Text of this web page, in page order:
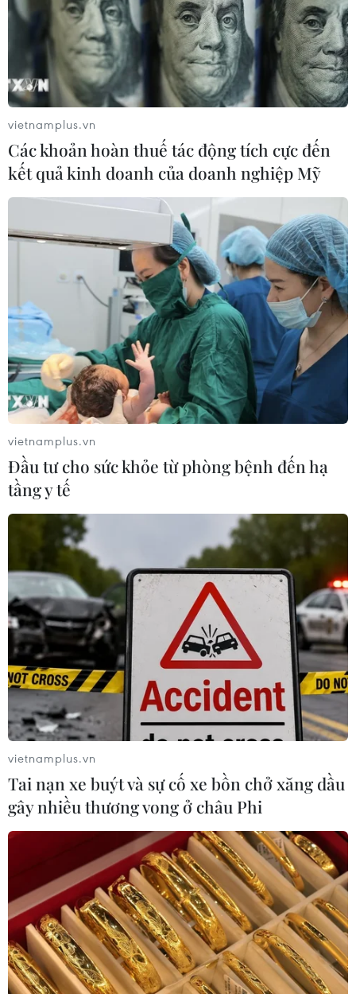
Hàng Việt gia tăng thị phần, khẳng định vị
thế tại thị trường nội địa
09/06/2022 01:43
Nhiều doanh nghiệp chinh phục được người tiêu dùng
bằng chất lượng sản phẩm, chủ động tham dự vào các
sự kiện lớn về quảng bá hàng Việt Nam để quảng bá
nhiều hơn cho hàng hóa trong nước.
Nhiều lợi thế từ phát triển thương hiệu
quốc gia “Made in Vietnam”
22/07/2022 07:18
Theo các chuyên gia, Việt Nam đã mất nhiều lợi thế, cơ
hội do thương hiệu sản phẩm “Made in Vietnam” còn
non trẻ trên trường quốc tế, chưa gây được tiếng vang,
hiệu ứng mạnh với người tiêu dùng.
Thương hiệu - bệ phóng cho sức cạnh
vietnamplus.vn
Các khoản hoàn thuế tác động tích cực đến
kết quả kinh doanh của doanh nghiệp Mỹ
vietnamplus.vn
Đầu tư cho sức khỏe từ phòng bệnh đến hạ
tầng y tế
vietnamplus.vn
Tai nạn xe buýt và sự cố xe bồn chở xăng dầu
gây nhiều thương vong ở châu Phi